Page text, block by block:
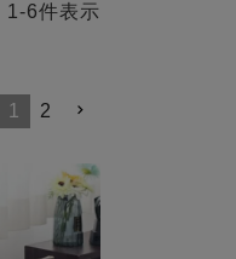
1-6件表示
1 2